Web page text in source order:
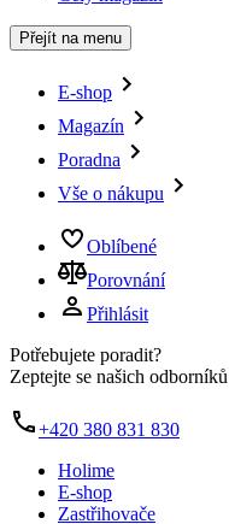
Přejít na menu
E-shop
Magazín
Poradna
Vše o nákupu
Oblíbené
Porovnání
Přihlásit
Potřebujete poradit?
Zeptejte se našich odborníků
+420 380 831 830
Holime
E-shop
Zastřihovače